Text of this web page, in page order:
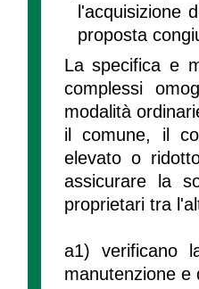
l'acquisizione
proposta
La specifica e
complessi
modalità
il comune, il
elevato o
assicurare la
proprietari tra
a1) verificano
manutenzione e